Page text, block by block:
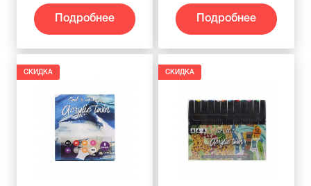
Подробнее Подробнее
СКИДКА СКИДКА